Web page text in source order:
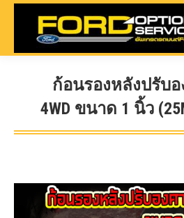
ก้อนรองหลังปรับอ
4WD ขนาด 1 นิ้ว
You